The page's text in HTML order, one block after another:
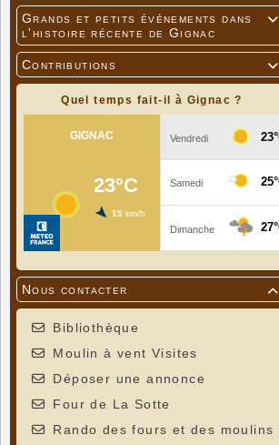

Grands et petits événements dans
l'histoire récente de Gignac

Contributions
Quel temps fait-il à Gignac ?

Nous contacter
Bibliothèque
Moulin à vent Visites
Déposer une annonce
Four de La Sotte
Rando des fours et des moulins